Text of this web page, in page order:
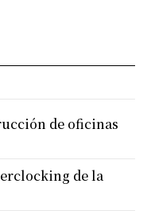
de oficinas
de la